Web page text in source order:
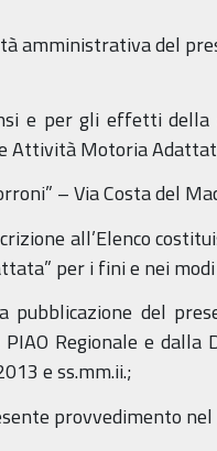
amministrativa del
e per gli effetti della
Attività Motoria
– Via Costa del
all’Elenco
per i fini e nei
pubblicazione del
Regionale e
e ss.mm.ii.;
provvedimento